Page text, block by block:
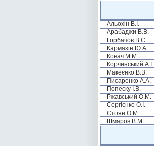
Альохін В.І.
Арабаджи В.В.
Горбачов В.С.
Кармазін Ю.А.
Ковач М.М.
Корчинський А.І.
Макеєнко В.В.
Писаренко А.А.
Попеску І.В.
Ржавський О.М.
Сергієнко О.І.
Стоян О.М.
Шмаров В.М.